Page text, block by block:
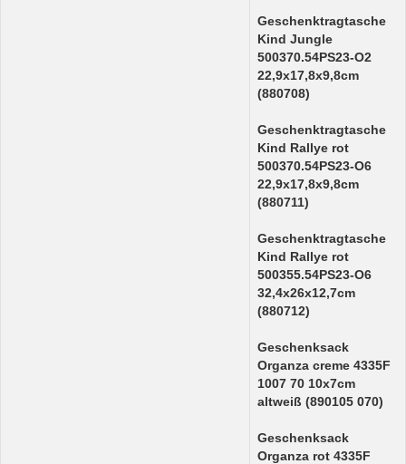
Geschenktragtasche
Kind Jungle
500370.54PS23-O2
22,9x17,8x9,8cm
(880708)
Geschenktragtasche
Kind Rallye rot
500370.54PS23-O6
22,9x17,8x9,8cm
(880711)
Geschenktragtasche
Kind Rallye rot
500355.54PS23-O6
32,4x26x12,7cm
(880712)
Geschenksack
Organza creme 4335F
1007 70 10x7cm
altweiß (890105 070)
Geschenksack
Organza rot 4335F